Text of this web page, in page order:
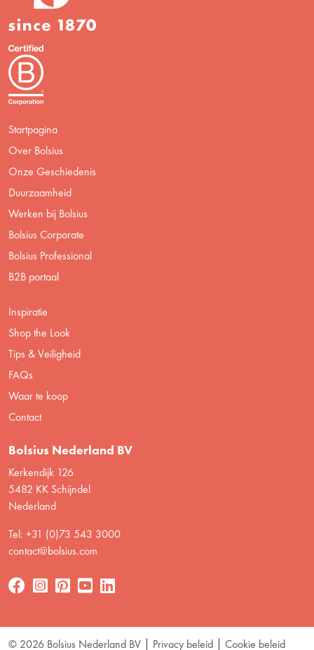
Startpagina
Over Bolsius
Onze Geschiedenis
Duurzaamheid
Werken bij Bolsius
Bolsius Corporate
Bolsius Professional
B2B portaal
Inspiratie
Shop the Look
Tips & Veiligheid
FAQs
Waar te koop
Contact
Bolsius Nederland BV
Kerkendijk 126
5482 KK Schijndel
Nederland
Tel: +31 (0)73 543 3000
contact@bolsius.com
© 2026 Bolsius Nederland BV Privacy beleid Cookie beleid